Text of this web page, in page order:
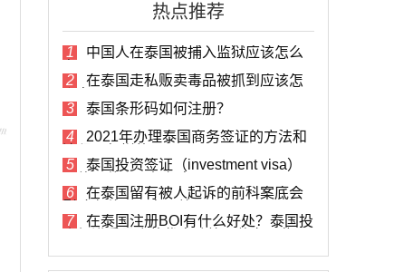
热点推荐
1
中国人在泰国被捕入监狱应该怎么
2
在泰国走私贩卖毒品被抓到应该怎
3
泰国条形码如何注册？
4
2021年办理泰国商务签证的方法和
5
泰国投资签证（investment visa）
6
在泰国留有被人起诉的前科案底会
7
在泰国注册BOI有什么好处？泰国投